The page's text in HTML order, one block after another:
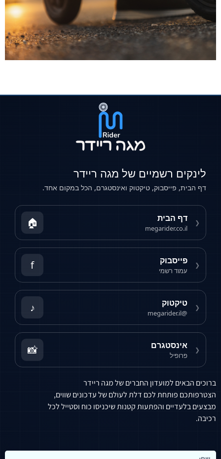
ברוכים הבאים למועדון החברים של מגה ריידר
הצטרפותכם פותחת לכם דלת לעולם של עדכונים שווים,
מבצעים בלעדיים והפתעות קטנות שיכניסו כוח וסטייל לכל
רכיבה.
לינקים רשמיים של מגה ריידר
דף הבית, פייסבוק, טיקטוק ואינסטגרם, הכל במקום אחד.
❮ דף הבית
megarider.co.il
🏠
❮ פייסבוק
עמוד רשמי f
❮ טיקטוק
@megarider.il
♪
❮ אינסטגרם
פרופיל 📸